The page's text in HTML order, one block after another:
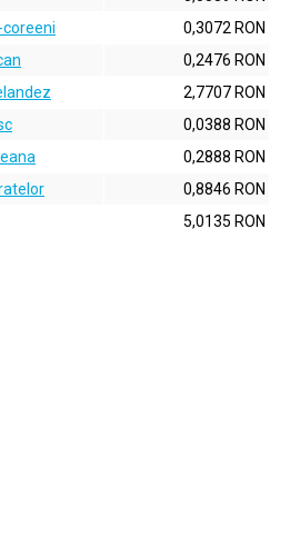
coreeni
0,3072 RON
0,2476 RON
2,7707 RON
0,0388 RON
0,2888 RON
0,8846 RON
5,0135 RON